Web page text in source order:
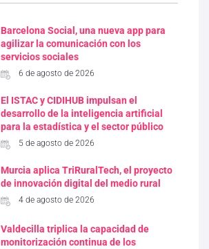
Barcelona Social, una nueva app para
agilizar la comunicación con los
servicios sociales
6 de agosto de 2026
El ISTAC y CIDIHUB impulsan el
desarrollo de la inteligencia artificial
para la estadística y el sector público
5 de agosto de 2026
Murcia aplica TriRuralTech, el proyecto
de innovación digital del medio rural
4 de agosto de 2026
Valdecilla triplica la capacidad de
monitorización continua de los